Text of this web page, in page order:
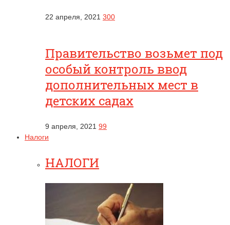
22 апреля, 2021 300
Правительство возьмет под
особый контроль ввод
дополнительных мест в
детских садах
9 апреля, 2021 99
Налоги
НАЛОГИ